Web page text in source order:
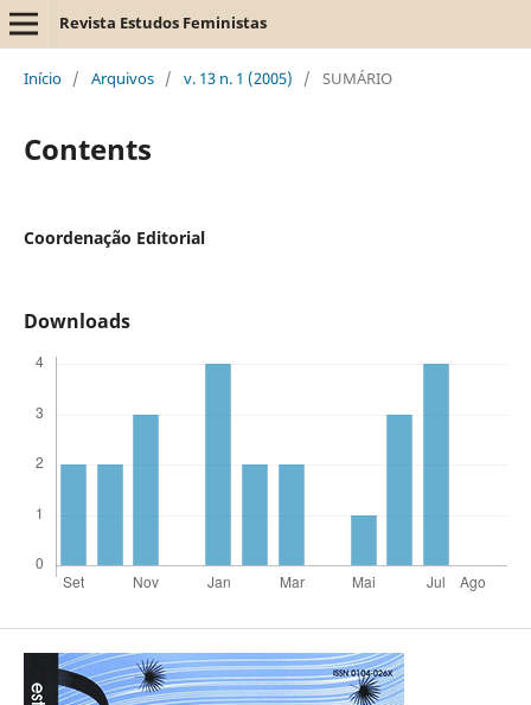
Revista Estudos Feministas
Início / Arquivos / v. 13 n. 1 (2005) / SUMÁRIO
Contents
Coordenação Editorial
Downloads